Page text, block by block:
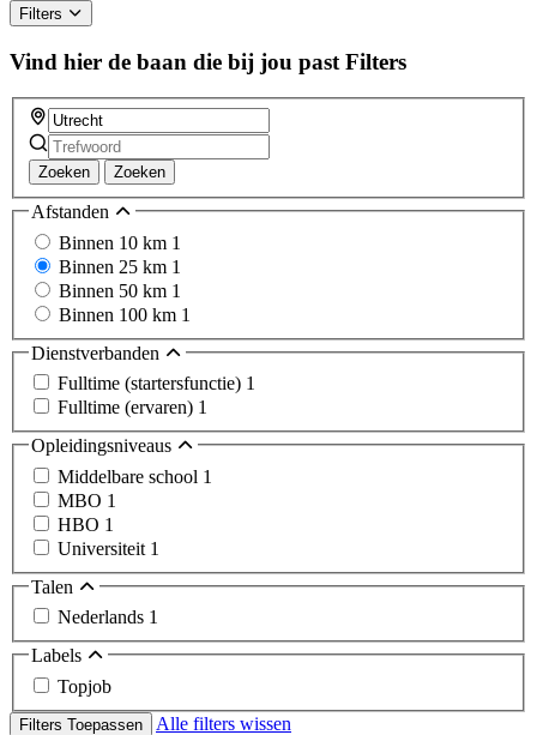
Filters
Vind hier de baan die bij jou past Filters
Zoeken Zoeken
Afstanden
Binnen 10 km 1
Binnen 25 km 1
Binnen 50 km 1
Binnen 100 km 1
Dienstverbanden
Fulltime (startersfunctie) 1
Fulltime (ervaren) 1
Opleidingsniveaus
Middelbare school 1
MBO 1
HBO 1
Universiteit 1
Talen
Nederlands 1
Labels
Topjob
Filters Toepassen Alle filters wissen